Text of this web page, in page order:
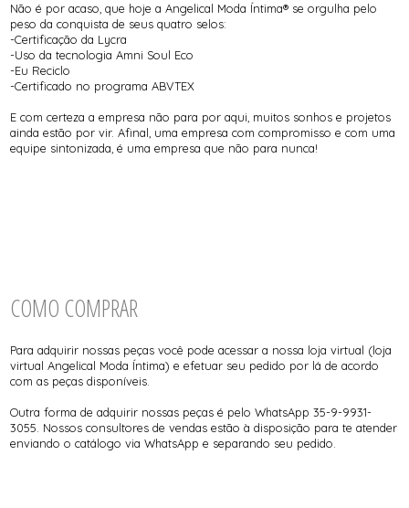
Não é por acaso, que hoje a Angelical Moda Íntima® se orgulha pelo
peso da conquista de seus quatro selos:
-Certificação da Lycra
-Uso da tecnologia Amni Soul Eco
-Eu Reciclo
-Certificado no programa ABVTEX
E com certeza a empresa não para por aqui, muitos sonhos e projetos
ainda estão por vir. Afinal, uma empresa com compromisso e com uma
equipe sintonizada, é uma empresa que não para nunca!
COMO COMPRAR
Para adquirir nossas peças você pode acessar a nossa loja virtual (loja
virtual Angelical Moda Íntima) e efetuar seu pedido por lá de acordo
com as peças disponíveis.
Outra forma de adquirir nossas peças é pelo WhatsApp 35-9-9931-
3055. Nossos consultores de vendas estão à disposição para te atender
enviando o catálogo via WhatsApp e separando seu pedido.